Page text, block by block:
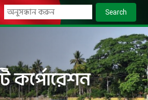
Search
কর্পোরেশন